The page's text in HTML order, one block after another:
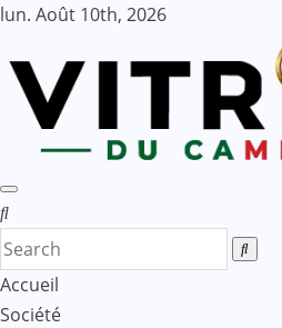
Skip
content
lun. Août 10th, 2026
Accueil
Société